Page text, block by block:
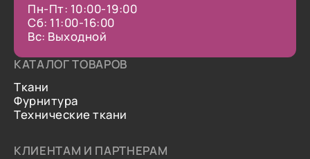
Пн-Пт: 10:00-19:00
Сб: 11:00-16:00
Вс: Выходной
КАТАЛОГ ТОВАРОВ
Ткани
Фурнитура
Технические ткани
КЛИЕНТАМ И ПАРТНЕРАМ